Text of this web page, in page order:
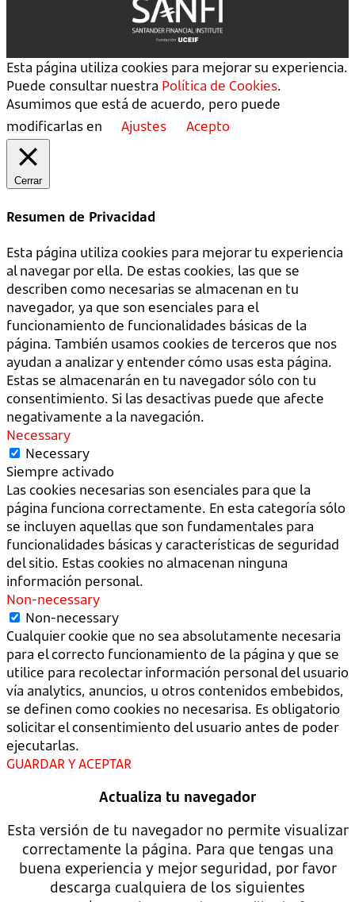
Esta página utiliza cookies para mejorar su experiencia.
Puede consultar nuestra Política de Cookies.
Asumimos que está de acuerdo, pero puede
modificarlas en
Ajustes Acepto
Cerrar
Resumen de Privacidad
Esta página utiliza cookies para mejorar tu experiencia
al navegar por ella. De estas cookies, las que se
describen como necesarias se almacenan en tu
navegador, ya que son esenciales para el
funcionamiento de funcionalidades básicas de la
página. También usamos cookies de terceros que nos
ayudan a analizar y entender cómo usas esta página.
Estas se almacenarán en tu navegador sólo con tu
consentimiento. Si las desactivas puede que afecte
negativamente a la navegación.
Necessary
Necessary
Siempre activado
Las cookies necesarias son esenciales para que la
página funciona correctamente. En esta categoría sólo
se incluyen aquellas que son fundamentales para
funcionalidades básicas y características de seguridad
del sitio. Estas cookies no almacenan ninguna
información personal.
Non-necessary
Non-necessary
Cualquier cookie que no sea absolutamente necesaria
para el correcto funcionamiento de la página y que se
utilice para recolectar información personal del usuario
vía analytics, anuncios, u otros contenidos embebidos,
se definen como cookies no necesarisa. Es obligatorio
solicitar el consentimiento del usuario antes de poder
ejecutarlas.
GUARDAR Y ACEPTAR
Actualiza tu navegador
Esta versión de tu navegador no permite visualizar
correctamente la página. Para que tengas una
buena experiencia y mejor seguridad, por favor
descarga cualquiera de los siguientes